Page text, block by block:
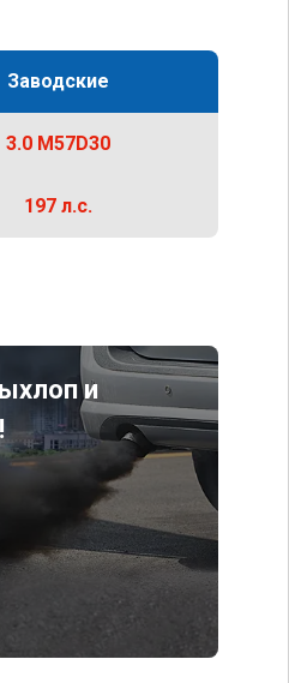
Заводские
3.0 M57D30
197 л.с.
и